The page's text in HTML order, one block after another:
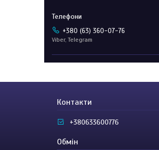
+380 (63) 360-07-76
Viber, Telegram
Контакти
+380633600776
Обмін